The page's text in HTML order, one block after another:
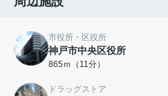
市役所・区役所
神戸市中央区役所
865ｍ（11分）
ドラッグストア